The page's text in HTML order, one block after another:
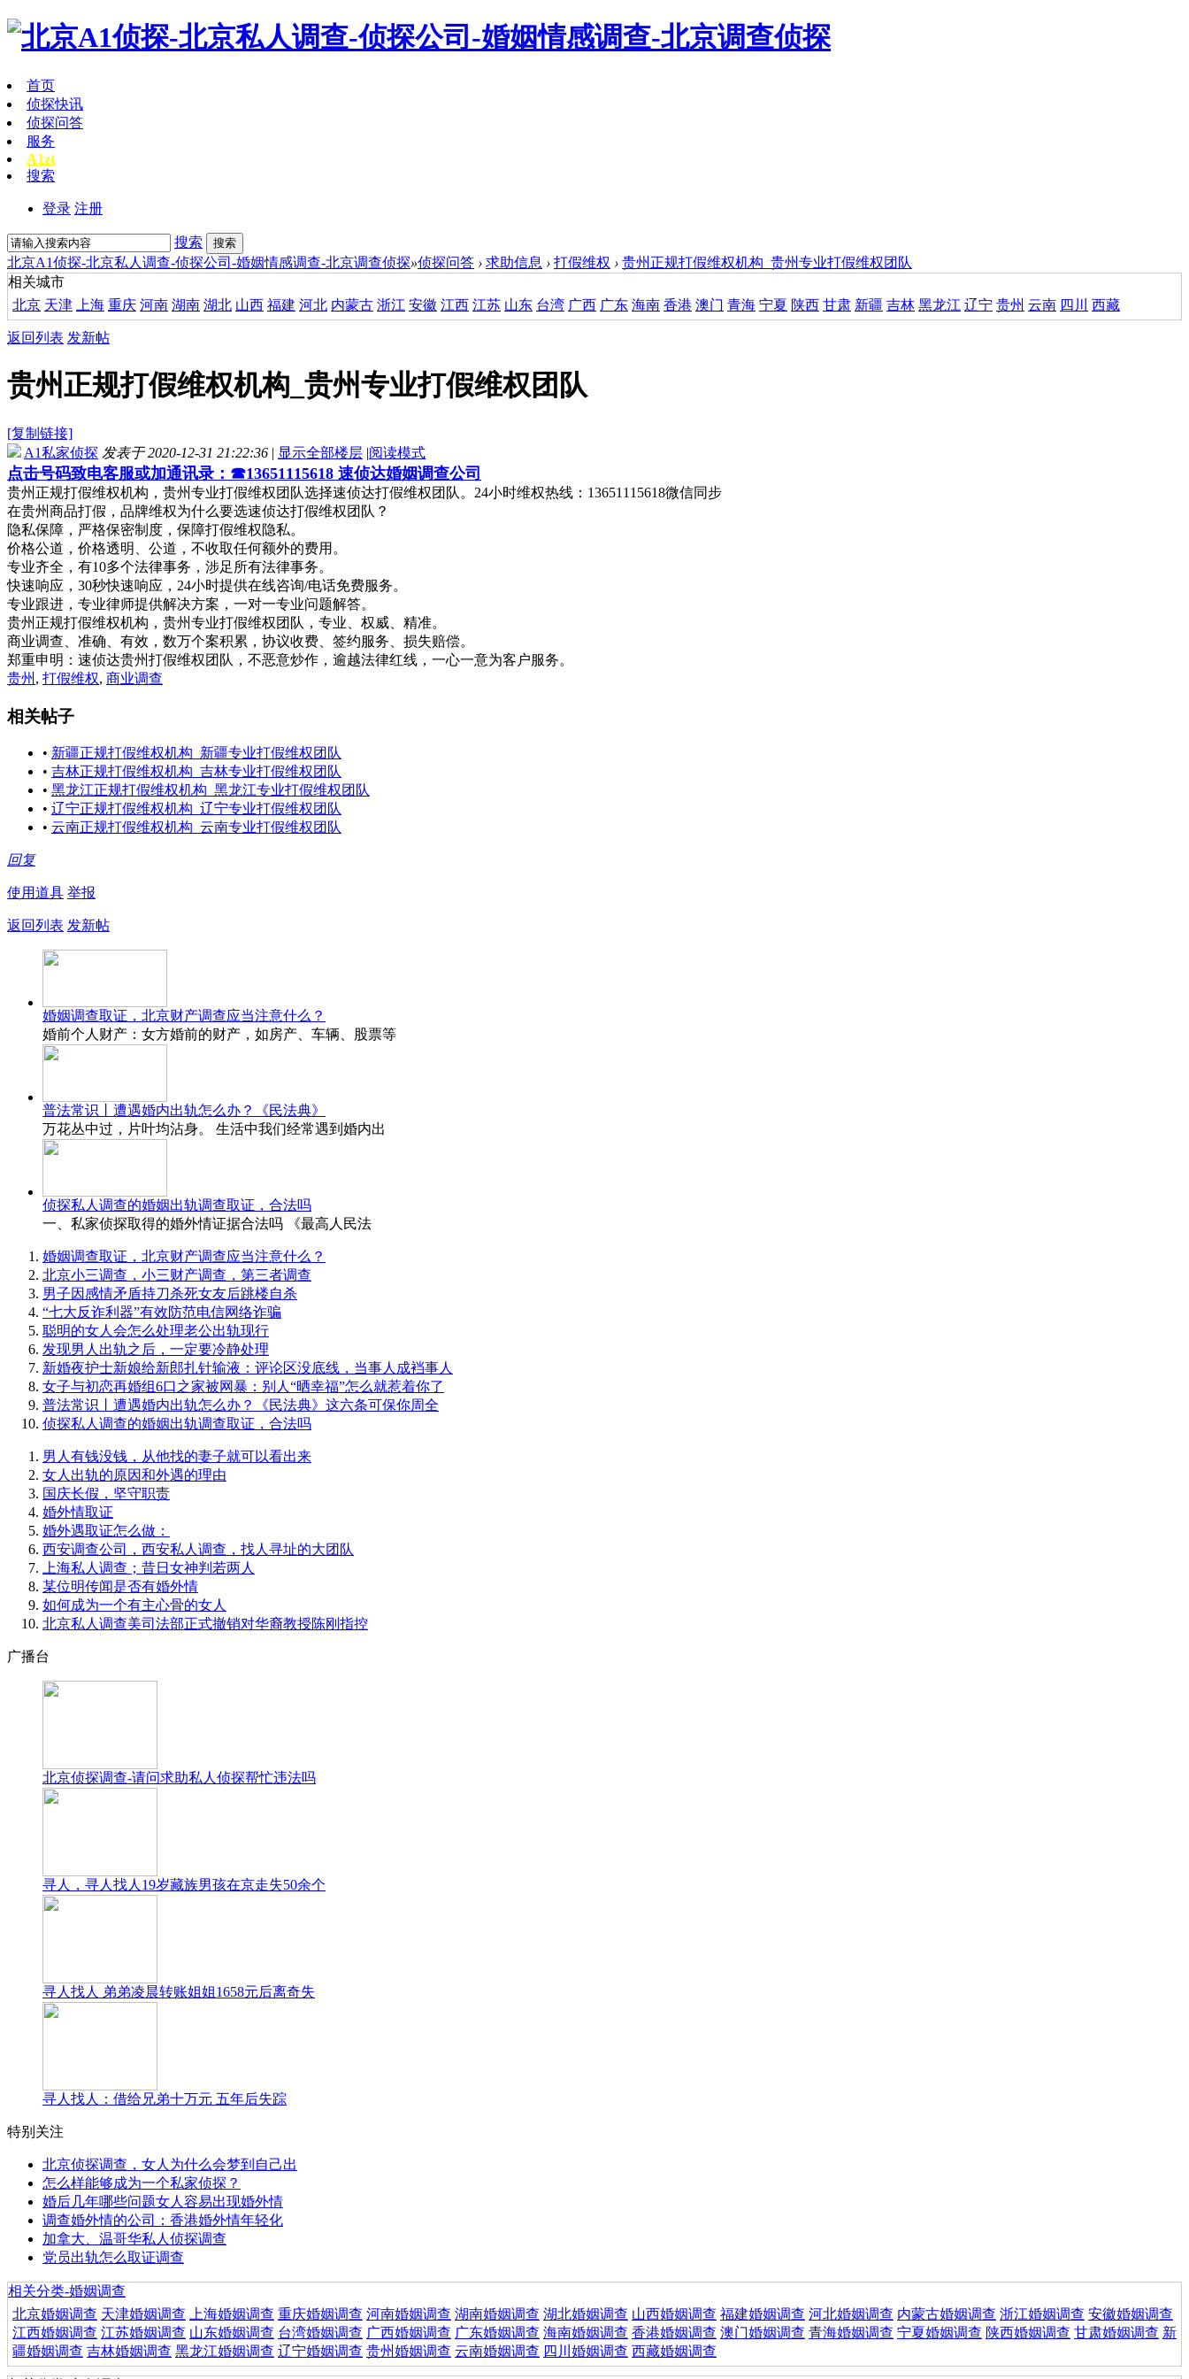
首页
侦探快讯
侦探问答
服务
A1zt
搜索
登录 注册
搜索 搜索
北京A1侦探-北京私人调查-侦探公司-婚姻情感调查-北京调查侦探»侦探问答 › 求助信息 › 打假维权 › 贵州正规打假维权机构_贵州专业打假维权团队
相关城市
北京 天津 上海 重庆 河南 湖南 湖北 山西 福建 河北 内蒙古 浙江 安徽 江西 江苏 山东 台湾 广西 广东 海南 香港 澳门 青海 宁夏 陕西 甘肃 新疆 吉林 黑龙江 辽宁 贵州 云南 四川 西藏
返回列表 发新帖
贵州正规打假维权机构_贵州专业打假维权团队
[复制链接]
A1私家侦探 发表于 2020-12-31 21:22:36 | 显示全部楼层 |阅读模式
点击号码致电客服或加通讯录：☎13651115618 速侦达婚姻调查公司
贵州正规打假维权机构，贵州专业打假维权团队选择速侦达打假维权团队。24小时维权热线：13651115618微信同步
在贵州商品打假，品牌维权为什么要选速侦达打假维权团队？
隐私保障，严格保密制度，保障打假维权隐私。
价格公道，价格透明、公道，不收取任何额外的费用。
专业齐全，有10多个法律事务，涉足所有法律事务。
快速响应，30秒快速响应，24小时提供在线咨询/电话免费服务。
专业跟进，专业律师提供解决方案，一对一专业问题解答。
贵州正规打假维权机构，贵州专业打假维权团队，专业、权威、精准。
商业调查、准确、有效，数万个案积累，协议收费、签约服务、损失赔偿。
郑重申明：速侦达贵州打假维权团队，不恶意炒作，逾越法律红线，一心一意为客户服务。
贵州 , 打假维权, 商业调查
相关帖子
• 新疆正规打假维权机构_新疆专业打假维权团队
• 吉林正规打假维权机构_吉林专业打假维权团队
• 黑龙江正规打假维权机构_黑龙江专业打假维权团队
• 辽宁正规打假维权机构_辽宁专业打假维权团队
• 云南正规打假维权机构_云南专业打假维权团队
回复
使用道具 举报
返回列表 发新帖
婚姻调查取证，北京财产调查应当注意什么？
婚前个人财产：女方婚前的财产，如房产、车辆、股票等
普法常识丨遭遇婚内出轨怎么办？《民法典》
万花丛中过，片叶均沾身。 生活中我们经常遇到婚内出
侦探私人调查的婚姻出轨调查取证，合法吗
一、私家侦探取得的婚外情证据合法吗 《最高人民法
婚姻调查取证，北京财产调查应当注意什么？
北京小三调查，小三财产调查，第三者调查
男子因感情矛盾持刀杀死女友后跳楼自杀
“七大反诈利器”有效防范电信网络诈骗
聪明的女人会怎么处理老公出轨现行
发现男人出轨之后，一定要冷静处理
新婚夜护士新娘给新郎扎针输液：评论区没底线，当事人成裆事人
女子与初恋再婚组6口之家被网暴：别人“晒幸福”怎么就惹着你了
普法常识丨遭遇婚内出轨怎么办？《民法典》这六条可保你周全
侦探私人调查的婚姻出轨调查取证，合法吗
男人有钱没钱，从他找的妻子就可以看出来
女人出轨的原因和外遇的理由
国庆长假，坚守职责
婚外情取证
婚外遇取证怎么做：
西安调查公司，西安私人调查，找人寻址的大团队
上海私人调查；昔日女神判若两人
某位明传闻是否有婚外情
如何成为一个有主心骨的女人
北京私人调查美司法部正式撤销对华裔教授陈刚指控
广播台
北京侦探调查-请问求助私人侦探帮忙违法吗
寻人，寻人找人19岁藏族男孩在京走失50余个
寻人找人 弟弟凌晨转账姐姐1658元后离奇失
寻人找人：借给兄弟十万元 五年后失踪
特别关注
北京侦探调查，女人为什么会梦到自己出
怎么样能够成为一个私家侦探？
婚后几年哪些问题女人容易出现婚外情
调查婚外情的公司：香港婚外情年轻化
加拿大、温哥华私人侦探调查
党员出轨怎么取证调查
相关分类-婚姻调查
北京婚姻调查 天津婚姻调查 上海婚姻调查 重庆婚姻调查 河南婚姻调查 湖南婚姻调查 湖北婚姻调查 山西婚姻调查 福建婚姻调查 河北婚姻调查 内蒙古婚姻调查 浙江婚姻调查 安徽婚姻调查
江西婚姻调查 江苏婚姻调查 山东婚姻调查 台湾婚姻调查 广西婚姻调查 广东婚姻调查 海南婚姻调查 香港婚姻调查 澳门婚姻调查 青海婚姻调查 宁夏婚姻调查 陕西婚姻调查 甘肃婚姻调查 新
疆婚姻调查 吉林婚姻调查 黑龙江婚姻调查 辽宁婚姻调查 贵州婚姻调查 云南婚姻调查 四川婚姻调查 西藏婚姻调查